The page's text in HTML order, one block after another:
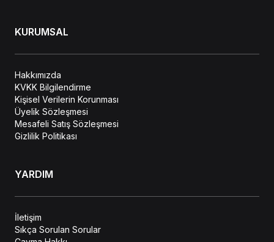
KURUMSAL
Hakkımızda
KVKK Bilgilendirme
Kişisel Verilerin Korunması
Üyelik Sözleşmesi
Mesafeli Satış Sözleşmesi
Gizlilik Politikası
YARDIM
İletişim
Sıkça Sorulan Sorular